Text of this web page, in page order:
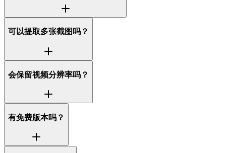
可以提取多张截图吗？
会保留视频分辨率吗？
有免费版本吗？